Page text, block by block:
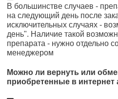
В большинстве случаев -
на следующий день после
исключительных случаях -
день". Наличие такой
препарата - нужно отдельно
менеджером
Можно ли вернуть или
приобретенные в интернет